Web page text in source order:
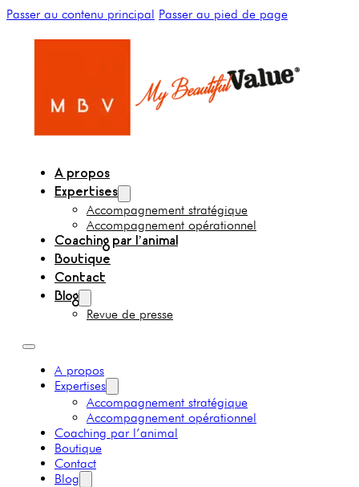
Passer au contenu principal Passer au pied de page
A propos
Expertises
Accompagnement stratégique
Accompagnement opérationnel
Coaching par l’animal
Boutique
Contact
Blog
Revue de presse
A propos
Expertises
Accompagnement stratégique
Accompagnement opérationnel
Coaching par l’animal
Boutique
Contact
Blog